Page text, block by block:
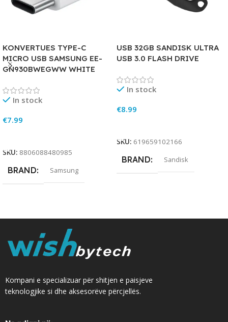
KONVERTUES TYPE-C
MICRO USB SAMSUNG EE-
GN930BWEGWW WHITE
In stock
€7.99
SKU: 8806088480985
BRAND Samsung
USB 32GB SANDISK ULTRA
USB 3.0 FLASH DRIVE
In stock
€8.99
SKU: 619659102166
BRAND Sandisk
Kompani e specializuar për shitjen e paisjeve
teknologjike si dhe aksesorëve përcjellës.